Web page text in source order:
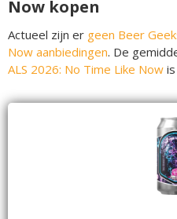
Now kopen
Actueel zijn er geen Beer
Now aanbiedingen. De
ALS 2026: No Time Like Now